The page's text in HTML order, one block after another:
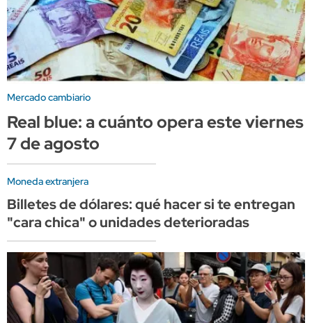
Mercado cambiario
Real blue: a cuánto opera este viernes
7 de agosto
Moneda extranjera
Billetes de dólares: qué hacer si te entregan
"cara chica" o unidades deterioradas